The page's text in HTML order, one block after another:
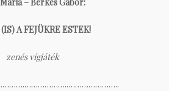
A FEJÜKRE ESTEK!
zenés vígjáték